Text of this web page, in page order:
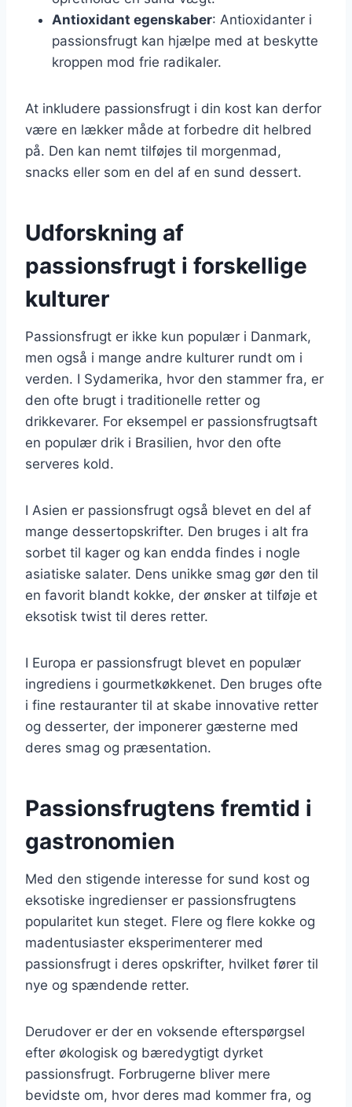
Antioxidant egenskaber: Antioxidanter i
passionsfrugt kan hjælpe med at beskytte
kroppen mod frie radikaler.
At inkludere passionsfrugt i din kost kan derfor
være en lækker måde at forbedre dit helbred
på. Den kan nemt tilføjes til morgenmad,
snacks eller som en del af en sund dessert.
Udforskning af
passionsfrugt i forskellige
kulturer
Passionsfrugt er ikke kun populær i Danmark,
men også i mange andre kulturer rundt om i
verden. I Sydamerika, hvor den stammer fra, er
den ofte brugt i traditionelle retter og
drikkevarer. For eksempel er passionsfrugtsaft
en populær drik i Brasilien, hvor den ofte
serveres kold.
I Asien er passionsfrugt også blevet en del af
mange dessertopskrifter. Den bruges i alt fra
sorbet til kager og kan endda findes i nogle
asiatiske salater. Dens unikke smag gør den til
en favorit blandt kokke, der ønsker at tilføje et
eksotisk twist til deres retter.
I Europa er passionsfrugt blevet en populær
ingrediens i gourmetkøkkenet. Den bruges ofte
i fine restauranter til at skabe innovative retter
og desserter, der imponerer gæsterne med
deres smag og præsentation.
Passionsfrugtens fremtid i
gastronomien
Med den stigende interesse for sund kost og
eksotiske ingredienser er passionsfrugtens
popularitet kun steget. Flere og flere kokke og
madentusiaster eksperimenterer med
passionsfrugt i deres opskrifter, hvilket fører til
nye og spændende retter.
Derudover er der en voksende efterspørgsel
efter økologisk og bæredygtigt dyrket
passionsfrugt. Forbrugerne bliver mere
bevidste om, hvor deres mad kommer fra, og